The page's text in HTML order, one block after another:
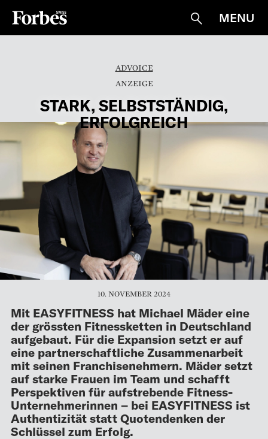
Suche
MENU
ADVOICE
STARK, SELBSTSTÄNDIG,
ERFOLGREICH
10. NOVEMBER 2024
Mit EASYFITNESS hat Michael Mäder eine
der grössten Fitnessketten in Deutschland
aufgebaut. Für die Expansion setzt er auf
eine partnerschaftliche Zusammenarbeit
mit seinen Franchisenehmern. Mäder setzt
auf starke Frauen im Team und schafft
Perspektiven für aufstrebende Fitness-
Unternehmerinnen – bei EASYFITNESS ist
Authentizität statt Quotendenken der
Schlüssel zum Erfolg.